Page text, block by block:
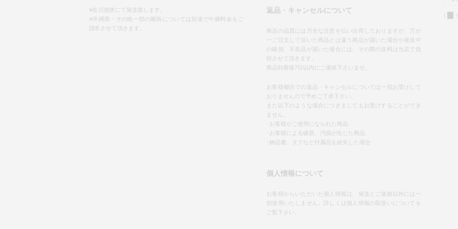
※佐川急便にて発送致します。
※沖縄県・その他一部の離島については別途で中継料金をご
請求させて頂きます。
返品・キャンセルについて
商品の品質には万全な注意を払い出荷しておりますが、万が
一ご注文して頂いた商品とは違う商品が届いた場合や発送中
の破損、不良品が届いた場合には、その際の送料は当店で負
担させて頂きます。
商品到着後7日以内にご連絡下さいませ。
お客様都合での返品・キャンセルについては一切お受けして
おりませんので予めご了承下さい。
また以下のような場合につきましてもお受けすることができ
ません。
･お客様がご使用になられた商品
･お客様による破損、汚損が生じた商品
･納品書、タグなど付属品を紛失した場合
個人情報について
お客様からいただいた個人情報は、発送とご連絡以外には一
切使用いたしません。詳しくは個人情報の取扱いについてを
ご覧下さい。
(